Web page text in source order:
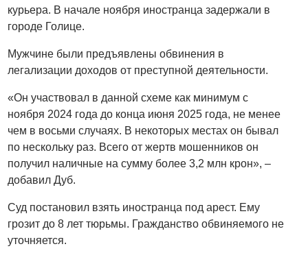
курьера. В начале ноября иностранца задержали в
городе Голице.
Мужчине были предъявлены обвинения в
легализации доходов от преступной деятельности.
«Он участвовал в данной схеме как минимум с
ноября 2024 года до конца июня 2025 года, не менее
чем в восьми случаях. В некоторых местах он бывал
по нескольку раз. Всего от жертв мошенников он
получил наличные на сумму более 3,2 млн крон», –
добавил Дуб.
Суд постановил взять иностранца под арест. Ему
грозит до 8 лет тюрьмы. Гражданство обвиняемого не
уточняется.